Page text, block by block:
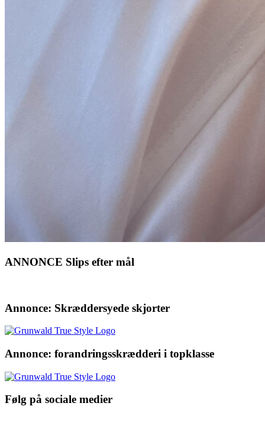
ANNONCE Slips efter mål
Annonce: Skræddersyede skjorter
Annonce: forandringsskrædderi i topklasse
Følg på sociale medier